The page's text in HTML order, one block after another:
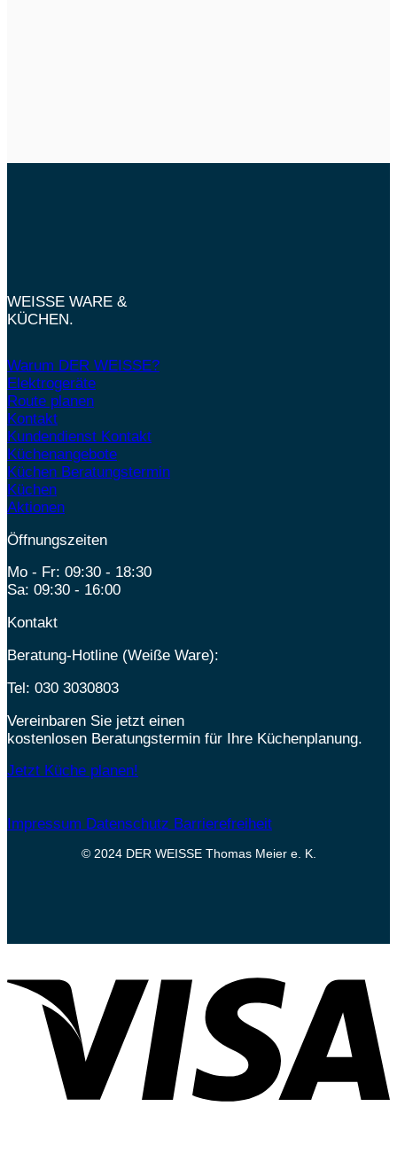
WEISSE WARE &
KÜCHEN.
Warum DER WEISSE?
Elektrogeräte
Route planen
Kontakt
Kundendienst Kontakt
Küchenangebote
Küchen Beratungstermin
Küchen
Aktionen
Öffnungszeiten
Mo - Fr: 09:30 - 18:30
Sa: 09:30 - 16:00
Kontakt
Beratung-Hotline (Weiße Ware):
Tel: 030 3030803
Vereinbaren Sie jetzt einen
kostenlosen Beratungstermin für Ihre Küchenplanung.
Jetzt Küche planen!
Impressum Datenschutz Barrierefreiheit
© 2024 DER WEISSE Thomas Meier e. K.